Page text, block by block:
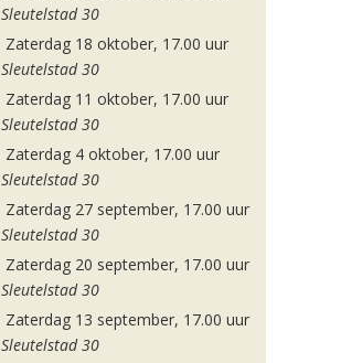
Sleutelstad 30
Zaterdag 18 oktober, 17.00 uur
Sleutelstad 30
Zaterdag 11 oktober, 17.00 uur
Sleutelstad 30
Zaterdag 4 oktober, 17.00 uur
Sleutelstad 30
Zaterdag 27 september, 17.00 uur
Sleutelstad 30
Zaterdag 20 september, 17.00 uur
Sleutelstad 30
Zaterdag 13 september, 17.00 uur
Sleutelstad 30